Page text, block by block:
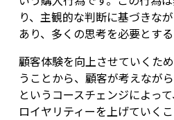
り、主観的な判断に基づきな
あり、多くの思考を必要とする
顧客体験を向上させていくた
うことから、顧客が考えなが
というコースチェンジによっ
ロイヤリティーを上げていくこ